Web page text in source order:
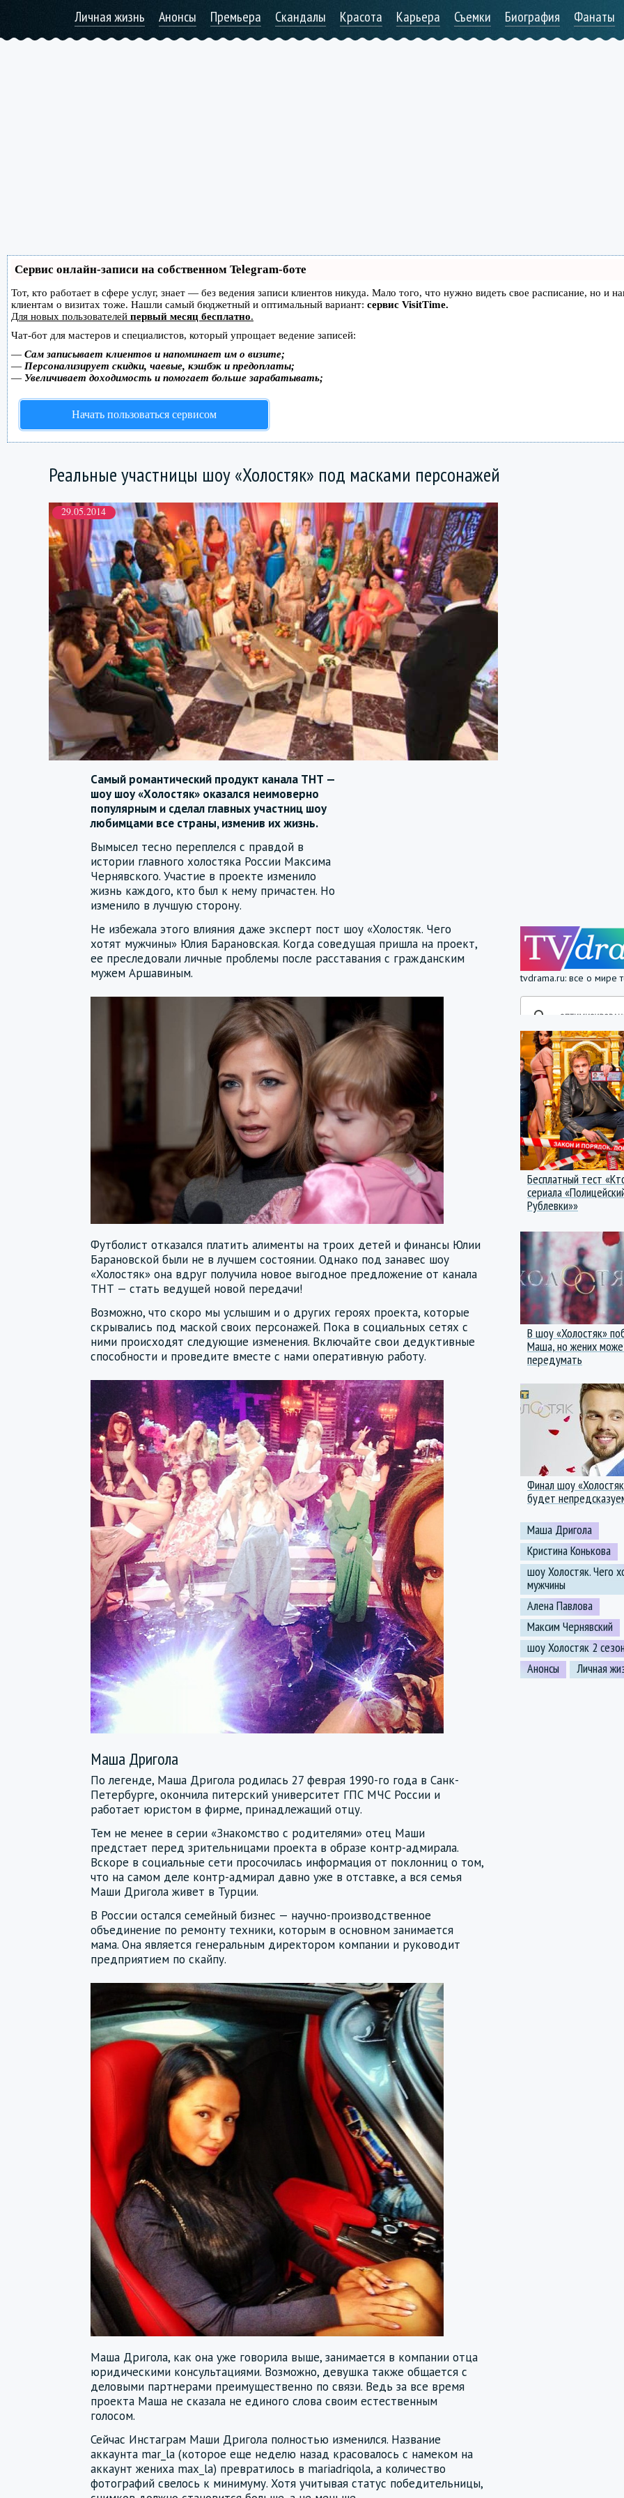
Личная жизнь Анонсы Премьера Скандалы Красота Карьера Съемки Биография Фанаты
Сервис онлайн-записи на собственном Telegram-боте
Тот, кто работает в сфере услуг, знает — без ведения записи клиентов никуда. Мало того, что нужно видеть свое расписание, но и
клиентам о визитах тоже. Нашли самый бюджетный и оптимальный вариант: сервис VisitTime.
Для новых пользователей первый месяц бесплатно.
Чат-бот для мастеров и специалистов, который упрощает ведение записей:
— Сам записывает клиентов и напоминает им о визите;
— Персонализирует скидки, чаевые, кэшбэк и предоплаты;
— Увеличивает доходимость и помогает больше зарабатывать;
Начать пользоваться сервисом
Реальные участницы шоу «Холостяк» под масками персонажей
29.05.2014
Самый романтический продукт канала ТНТ —
шоу шоу «Холостяк» оказался неимоверно
популярным и сделал главных участниц шоу
любимцами все страны, изменив их жизнь.
Вымысел тесно переплелся с правдой в
истории главного холостяка России Максима
Чернявского. Участие в проекте изменило
жизнь каждого, кто был к нему причастен. Но
изменило в лучшую сторону.
Не избежала этого влияния даже эксперт пост шоу «Холостяк. Чего
хотят мужчины» Юлия Барановская. Когда соведущая пришла на проект,
ее преследовали личные проблемы после расставания с гражданским
мужем Аршавиным.
Футболист отказался платить алименты на троих детей и финансы Юлии
Барановской были не в лучшем состоянии. Однако под занавес шоу
«Холостяк» она вдруг получила новое выгодное предложение от канала
ТНТ — стать ведущей новой передачи!
Возможно, что скоро мы услышим и о других героях проекта, которые
скрывались под маской своих персонажей. Пока в социальных сетях с
ними происходят следующие изменения. Включайте свои дедуктивные
способности и проведите вместе с нами оперативную работу.
Маша Дригола
По легенде, Маша Дригола родилась 27 феврая 1990-го года в Санк-
Петербурге, окончила питерский университет ГПС МЧС России и
работает юристом в фирме, принадлежащий отцу.
Тем не менее в серии «Знакомство с родителями» отец Маши
предстает перед зрительницами проекта в образе контр-адмирала.
Вскоре в социальные сети просочилась информация от поклонниц о том,
что на самом деле контр-адмирал давно уже в отставке, а вся семья
Маши Дригола живет в Турции.
В России остался семейный бизнес — научно-производственное
объединение по ремонту техники, которым в основном занимается
мама. Она является генеральным директором компании и руководит
предприятием по скайпу.
Маша Дригола, как она уже говорила выше, занимается в компании отца
юридическими консультациями. Возможно, девушка также общается с
деловыми партнерами преимущественно по связи. Ведь за все время
проекта Маша не сказала не единого слова своим естественным
голосом.
Сейчас Инстаграм Маши Дригола полностью изменился. Название
аккаунта mar_la (которое еще неделю назад красовалось с намеком на
аккаунт жениха max_la) превратилось в mariadriqola, а количество
фотографий свелось к минимуму. Хотя учитывая статус победительницы,
tvdrama.ru: все о мире
Бесплатный тест
сериала
Рублевки»»
В шоу «Холостяк»
Маша, но жених
передумать
Финал шоу
будет
Маша Дригола
Кристина Конькова
шоу Холостяк. Чего
мужчины
Алена Павлова
Максим Чернявский
шоу Холостяк 2 сезон
Анонсы
Личная